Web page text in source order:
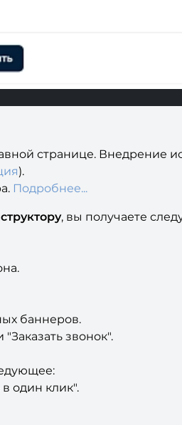
странице. Внедрение
).
Подробнее...
, вы получаете
баннеров.
звонок".
один клик".